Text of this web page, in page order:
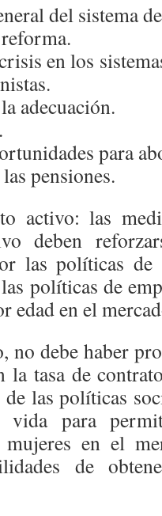
del sistema
en los
adecuación.
para
pensiones.
activo: las
deben
las políticas de
políticas de
edad en el
no debe haber
la tasa de
las políticas
vida para
en el
de